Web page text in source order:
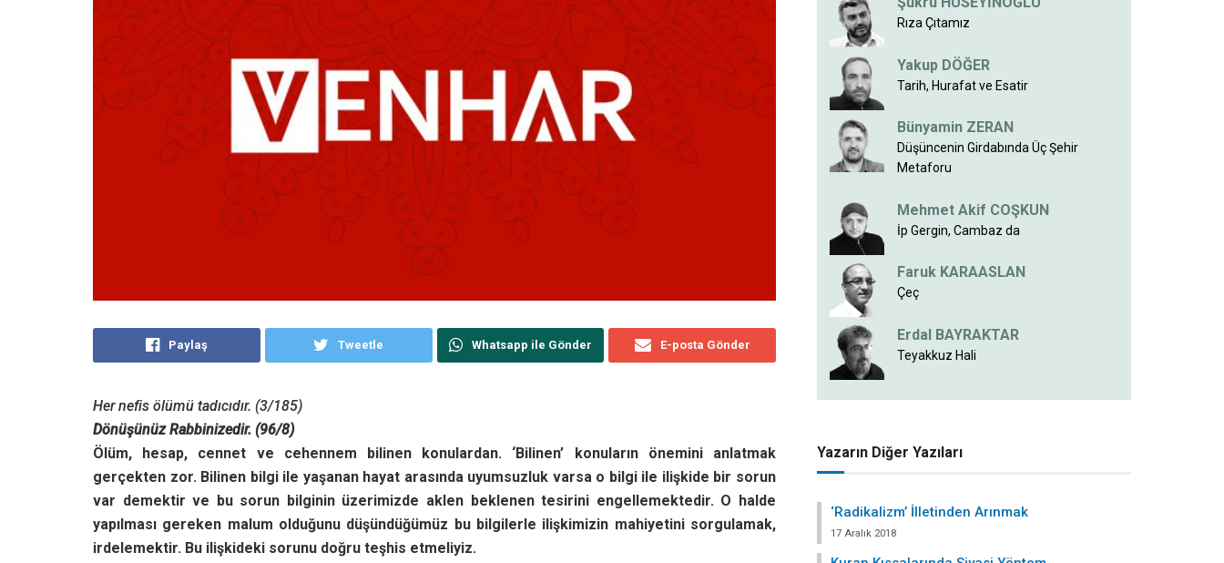
Paylaş Tweetle Whatsapp ile Gönder E-posta Gönder
Her nefis ölümü tadıcıdır. (3/185)
Dönüşünüz Rabbinizedir. (96/8)
Ölüm, hesap, cennet ve cehennem bilinen konulardan. ‘Bilinen’ konuların önemini anlatmak
gerçekten zor. Bilinen bilgi ile yaşanan hayat arasında uyumsuzluk varsa o bilgi ile ilişkide bir sorun
var demektir ve bu sorun bilginin üzerimizde aklen beklenen tesirini engellemektedir. O halde
yapılması gereken malum olduğunu düşündüğümüz bu bilgilerle ilişkimizin mahiyetini sorgulamak,
irdelemektir. Bu ilişkideki sorunu doğru teşhis etmeliyiz.
Rıza Çıtamız
Yakup DÖĞER
Tarih, Hurafat ve Esatir
Bünyamin ZERAN
Düşüncenin Girdabında Üç Şehir
Metaforu
Mehmet Akif COŞKUN
İp Gergin, Cambaz da
Faruk KARAASLAN
Çeç
Erdal BAYRAKTAR
Teyakkuz Hali
Yazarın Diğer Yazıları
‘Radikalizm’ İlletinden Arınmak
17 Aralık 2018